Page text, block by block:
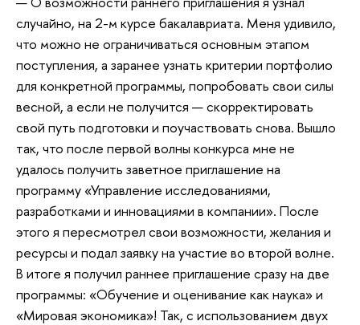
случайно, на 2-м курсе бакалавриата. Меня удивило,
что можно не ограничиваться основным этапом
поступления, а заранее узнать критерии портфолио
для конкретной программы, попробовать свои силы
весной, а если не получится — скорректировать
свой путь подготовки и поучаствовать снова. Вышло
так, что после первой волны конкурса мне не
удалось получить заветное приглашение на
программу «Управление исследованиями,
разработками и инновациями в компании». После
этого я пересмотрел свои возможности, желания и
ресурсы и подал заявку на участие во второй волне.
В итоге я получил раннее приглашение сразу на две
программы: «Обучение и оценивание как наука» и
«Мировая экономика»! Так, с использованием двух